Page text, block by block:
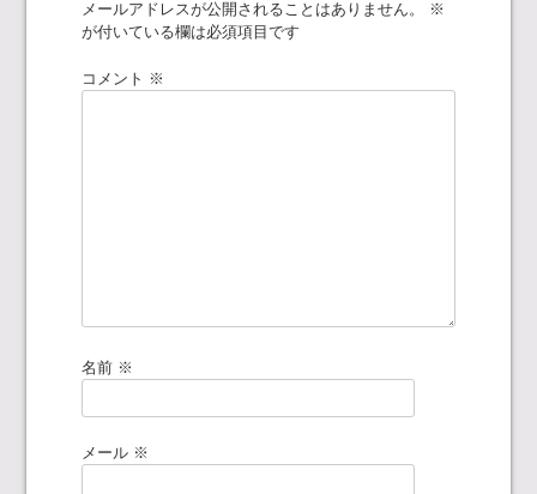
ー
シ
メールアドレスが公開されることはありません。
※
が付いている欄は必須項目です
コメント ※
名前 ※
メール ※